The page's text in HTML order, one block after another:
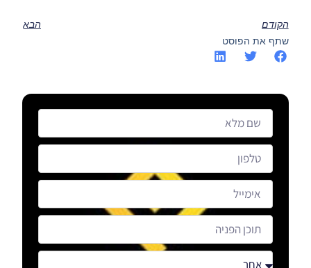
הקודם
הבא
שתף את הפוסט